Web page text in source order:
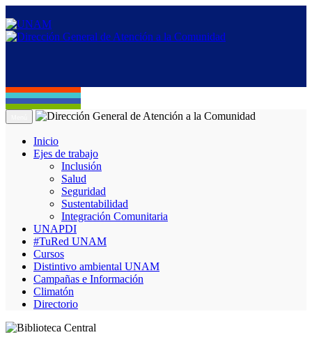
Inicio
Ejes de trabajo
Inclusión
Salud
Seguridad
Sustentabilidad
Integración Comunitaria
UNAPDI
#TuRed UNAM
Cursos
Distintivo ambiental UNAM
Campañas e Información
Climatón
Directorio